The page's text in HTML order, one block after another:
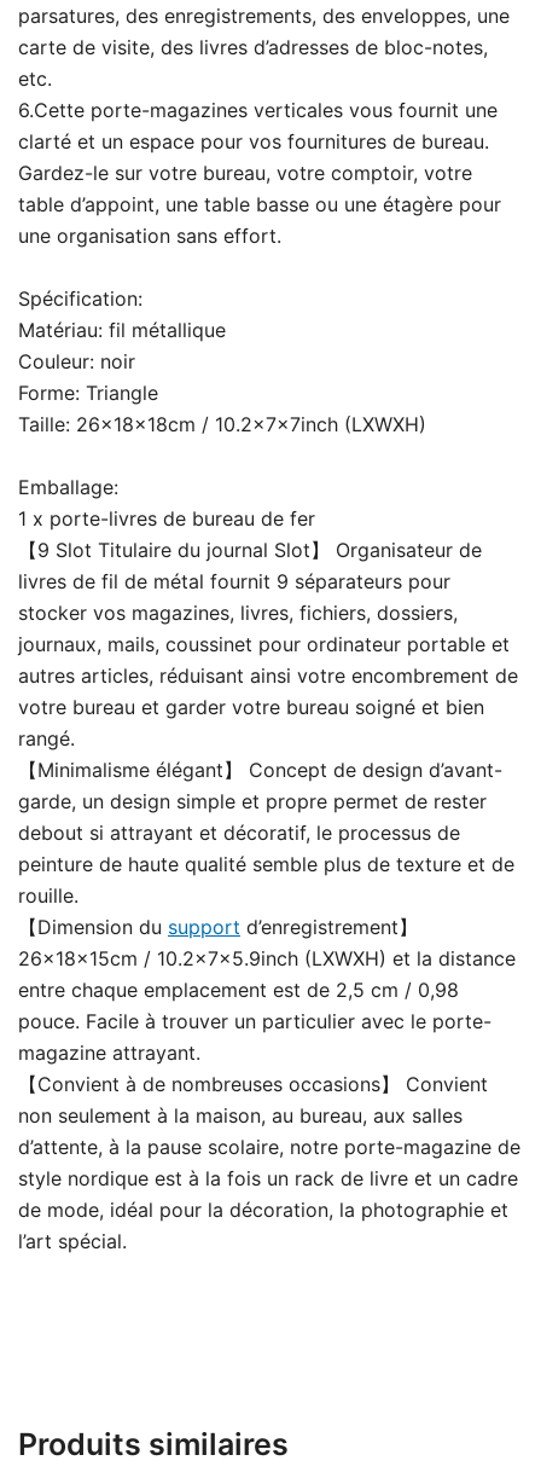
parsatures, des enregistrements, des enveloppes, une
carte de visite, des livres d’adresses de bloc-notes,
etc.
6.Cette porte-magazines verticales vous fournit une
clarté et un espace pour vos fournitures de bureau.
Gardez-le sur votre bureau, votre comptoir, votre
table d’appoint, une table basse ou une étagère pour
une organisation sans effort.
Spécification:
Matériau: fil métallique
Couleur: noir
Forme: Triangle
Taille: 26x18x18cm / 10.2x7x7inch (LXWXH)
Emballage:
1 x porte-livres de bureau de fer
【9 Slot Titulaire du journal Slot】 Organisateur de
livres de fil de métal fournit 9 séparateurs pour
stocker vos magazines, livres, fichiers, dossiers,
journaux, mails, coussinet pour ordinateur portable et
autres articles, réduisant ainsi votre encombrement de
votre bureau et garder votre bureau soigné et bien
rangé.
【Minimalisme élégant】 Concept de design d’avant-
garde, un design simple et propre permet de rester
debout si attrayant et décoratif, le processus de
peinture de haute qualité semble plus de texture et de
rouille.
【Dimension du support d’enregistrement】
26x18x15cm / 10.2x7x5.9inch (LXWXH) et la distance
entre chaque emplacement est de 2,5 cm / 0,98
pouce. Facile à trouver un particulier avec le porte-
magazine attrayant.
【Convient à de nombreuses occasions】 Convient
non seulement à la maison, au bureau, aux salles
d’attente, à la pause scolaire, notre porte-magazine de
style nordique est à la fois un rack de livre et un cadre
de mode, idéal pour la décoration, la photographie et
l’art spécial.
Produits similaires